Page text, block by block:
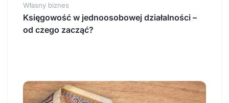
Własny biznes
Księgowość w jednoosobowej działalności –
od czego zacząć?